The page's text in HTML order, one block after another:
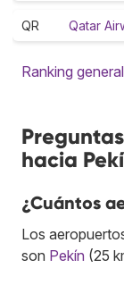
QR Qatar
Ranking
hacia
¿Cuántos
Los
son Pekín (25